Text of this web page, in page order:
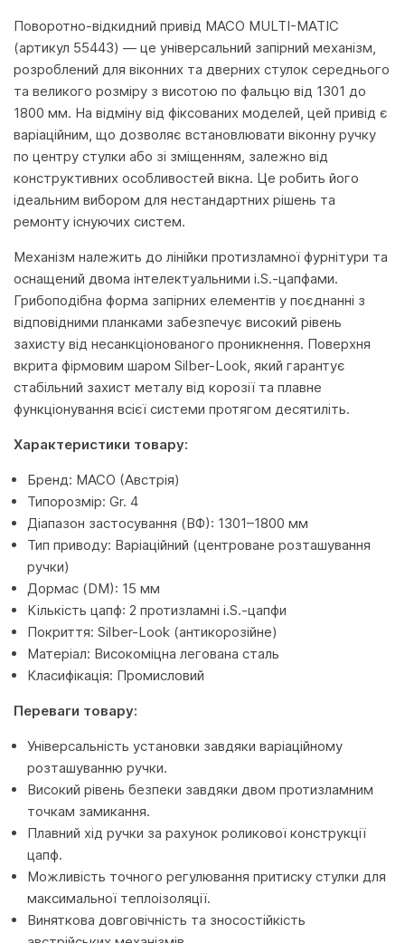
Поворотно-відкидний привід MACO MULTI-MATIC
(артикул 55443) — це універсальний запірний механізм,
розроблений для віконних та дверних стулок середнього
та великого розміру з висотою по фальцю від 1301 до
1800 мм. На відміну від фіксованих моделей, цей привід є
варіаційним, що дозволяє встановлювати віконну ручку
по центру стулки або зі зміщенням, залежно від
конструктивних особливостей вікна. Це робить його
ідеальним вибором для нестандартних рішень та
ремонту існуючих систем.
Механізм належить до лінійки протизламної фурнітури та
оснащений двома інтелектуальними i.S.-цапфами.
Грибоподібна форма запірних елементів у поєднанні з
відповідними планками забезпечує високий рівень
захисту від несанкціонованого проникнення. Поверхня
вкрита фірмовим шаром Silber-Look, який гарантує
стабільний захист металу від корозії та плавне
функціонування всієї системи протягом десятиліть.
Характеристики товару:
Бренд: MACO (Австрія)
Типорозмір: Gr. 4
Діапазон застосування (ВФ): 1301–1800 мм
Тип приводу: Варіаційний (центроване розташування
ручки)
Дормас (DM): 15 мм
Кількість цапф: 2 протизламні i.S.-цапфи
Покриття: Silber-Look (антикорозійне)
Матеріал: Високоміцна легована сталь
Класифікація: Промисловий
Переваги товару:
Універсальність установки завдяки варіаційному
розташуванню ручки.
Високий рівень безпеки завдяки двом протизламним
точкам замикання.
Плавний хід ручки за рахунок роликової конструкції
цапф.
Можливість точного регулювання притиску стулки для
максимальної теплоізоляції.
Виняткова довговічність та зносостійкість